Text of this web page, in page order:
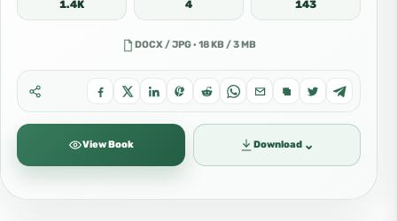
1.4K 4 143
DOCX / JPG · 18 KB / 3 MB
View Book Download ⌄